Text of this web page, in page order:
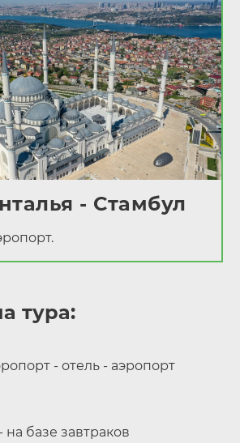
- Стамбул
тура:
- отель - аэропорт
на базе завтраков